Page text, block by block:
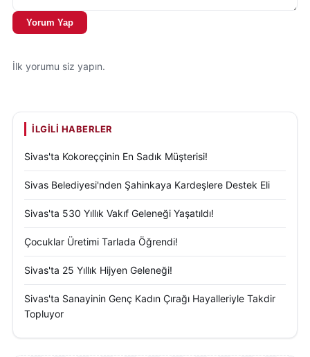
Yorum Yap
İlk yorumu siz yapın.
İLGILI HABERLER
Sivas'ta Kokoreççinin En Sadık Müşterisi!
Sivas Belediyesi'nden Şahinkaya Kardeşlere Destek Eli
Sivas'ta 530 Yıllık Vakıf Geleneği Yaşatıldı!
Çocuklar Üretimi Tarlada Öğrendi!
Sivas'ta 25 Yıllık Hijyen Geleneği!
Sivas'ta Sanayinin Genç Kadın Çırağı Hayalleriyle Takdir
Topluyor